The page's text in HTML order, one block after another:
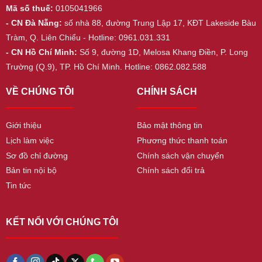
Mã số thuế: 0105041966
- CN Đà Nẵng: số nhà 88, đường Trung Lập 17, KĐT Lakeside Bàu
Tràm, Q. Liên Chiểu - Hotline: 0961.031.331
- CN Hồ Chí Minh: Số 9, đường 1D, Melosa Khang Điền, P. Long
Trường (Q.9), TP. Hồ Chí Minh. Hotline: 0862.082.588
VỀ CHÚNG TÔI
Giới thiệu
Lịch làm việc
Sơ đồ chỉ đường
Bản tin nội bộ
Tin tức
CHÍNH SÁCH
Bảo mật thông tin
Phương thức thanh toán
Chính sách vận chuyển
Chính sách đổi trả
KẾT NỐI VỚI CHÚNG TÔI